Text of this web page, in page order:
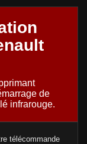
de
infrarouge.
télécommande